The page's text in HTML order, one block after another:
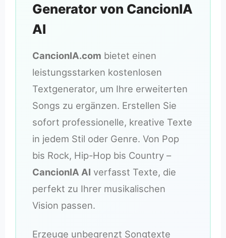
Generator von CancionIA
AI
CancionIA.com bietet einen
leistungsstarken kostenlosen
Textgenerator, um Ihre erweiterten
Songs zu ergänzen. Erstellen Sie
sofort professionelle, kreative Texte
in jedem Stil oder Genre. Von Pop
bis Rock, Hip-Hop bis Country –
CancionIA AI verfasst Texte, die
perfekt zu Ihrer musikalischen
Vision passen.
Erzeuge unbegrenzt Songtexte